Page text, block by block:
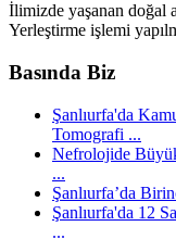
İlimizde yaşanan
Yerleştirme işlemi
Basında Biz
Şanlıurfa'da
Tomografi ...
Nefrolojide Büyük
...
Şanlıurfa’da
Şanlıurfa'da 12
...